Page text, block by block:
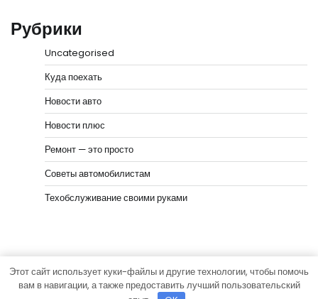
Рубрики
Uncategorised
Куда поехать
Новости авто
Новости плюс
Ремонт — это просто
Советы автомобилистам
Техобслуживание своими руками
Copyright © 2026Быстрые колёсаТема News Bank от
Этот сайт использует куки-файлы и другие технологии, чтобы помочь
вам в навигации, а также предоставить лучший пользовательский